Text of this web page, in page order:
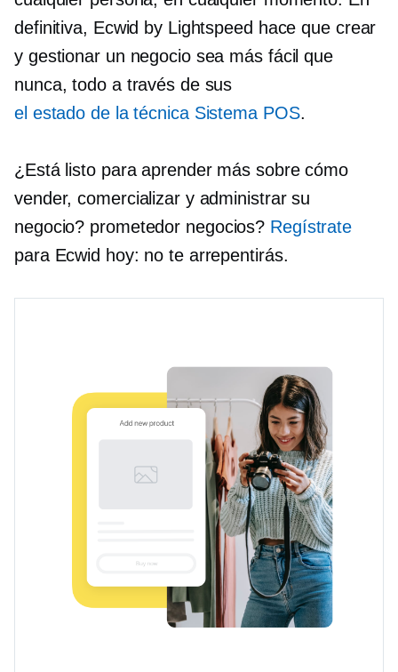
definitiva, Ecwid by Lightspeed hace que crear
y gestionar un negocio sea más fácil que
nunca, todo a través de sus
el estado de la técnicaSistema POS.
¿Está listo para aprender más sobre cómo
vender, comercializar y administrar su
negocio? prometedor negocios? Regístrate
para Ecwid hoy: no te arrepentirás.